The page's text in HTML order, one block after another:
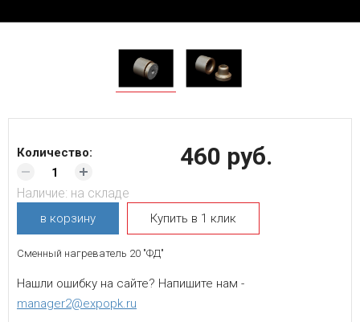
460 руб.
Количество:
Наличие: на складе
в корзину Купить в 1 клик
Сменный нагреватель 20 "ФД"
Нашли ошибку на сайте? Напишите нам -
manager2@expopk.ru